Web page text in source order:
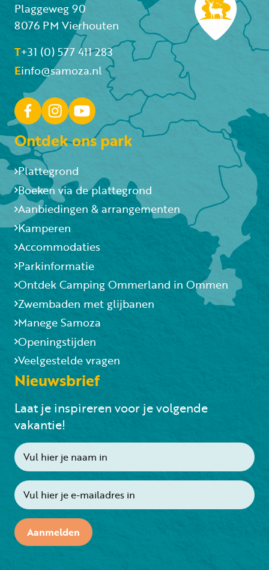
Plaggeweg 90
8076 PM Vierhouten
T+31 (0) 577 411 283
Einfo@samoza.nl
Ontdek ons park
Plattegrond
Boeken via de plattegrond
Aanbiedingen & arrangementen
Kamperen
Accommodaties
Parkinformatie
Ontdek Camping Ommerland in Ommen
Zwembaden met glijbanen
Manege Samoza
Openingstijden
Veelgestelde vragen
Nieuwsbrief
Laat je inspireren voor je volgende
vakantie!
Aanmelden